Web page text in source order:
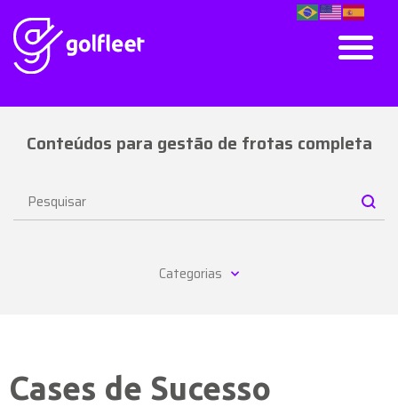
Conteúdos para gestão de frotas completa
Categorias
Cases de Sucesso